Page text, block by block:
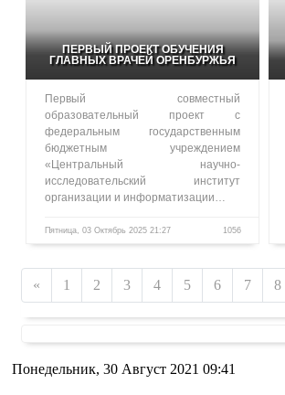
ПЕРВЫЙ ПРОЕКТ ОБУЧЕНИЯ
ГЛАВНЫХ ВРАЧЕЙ ОРЕНБУРЖЬЯ
Первый совместный
образовательный проект с
федеральным государственным
бюджетным учреждением
«Центральный научно-
исследовательский институт
организации и информатизации…
Пятница, 03 Октябрь 2025 21:27 1056
« 1 2 3 4 5 6 7 8
Понедельник, 30 Август 2021 09:41